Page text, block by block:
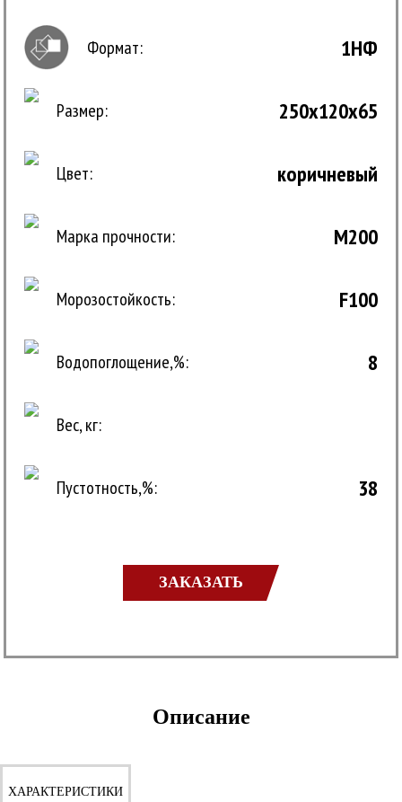
Формат: 1НФ
Размер: 250x120x65
Цвет: коричневый
Марка прочности: M200
Морозостойкость: F100
Водопоглощение,%: 8
Вес, кг:
Пустотность,%: 38
ЗАКАЗАТЬ
Описание
ХАРАКТЕРИСТИКИ